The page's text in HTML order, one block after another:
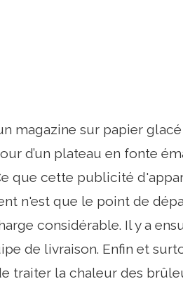
magazine sur papier
d’un plateau en fonte
que cette publicité
n'est que le point de
considérable. Il y a
de livraison. Enfin et
traiter la chaleur des